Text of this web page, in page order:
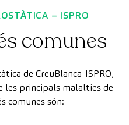
– ISPRO
comunes
de CreuBlanca-ISPRO,
les principals malalties de
comunes són: